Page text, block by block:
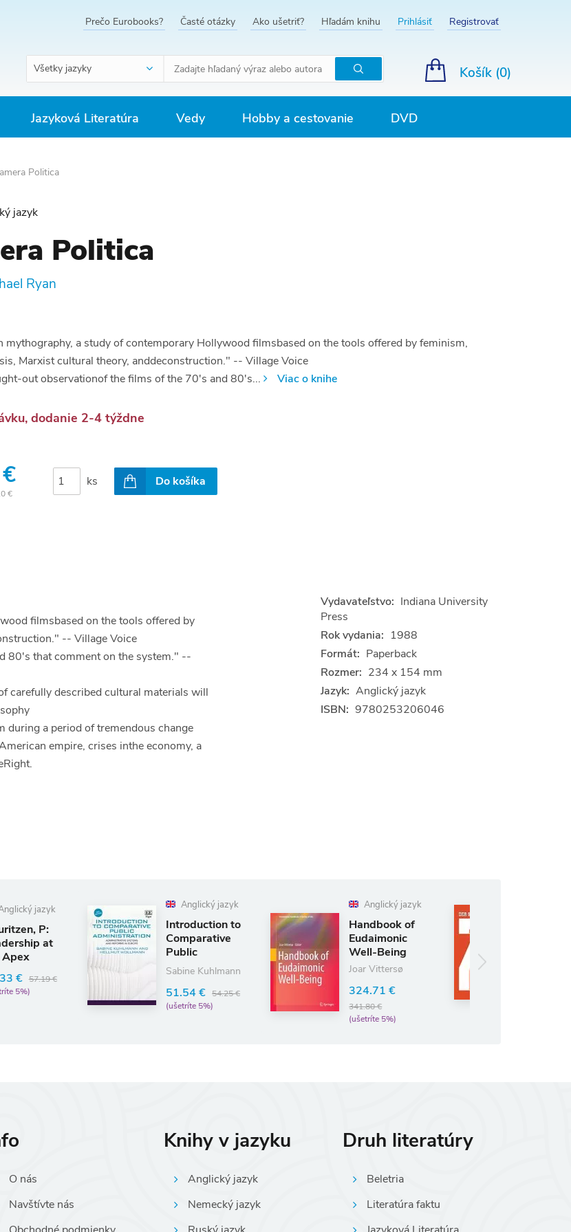
Prečo Eurobooks? Časté otázky Ako ušetriť? Hľadám knihu Prihlásiť Registrovať
Všetky jazyky
Hľadať
Košík (0)
Jazyková Literatúra Vedy Hobby a cestovanie DVD
Politica
jazyk
Politica
Ryan
mythography, a study of contemporary Hollywood filmsbased on the tools offered by feminism,
Marxist cultural theory, anddeconstruction." -- Village Voice
out observationof the films of the 70's and 80's...
Viac o knihe
dodanie 2-4 týždne
€
ks Do košíka
filmsbased on the tools offered by
-- Village Voice
80's that comment on the system." --
carefully described cultural materials will
during a period of tremendous change
empire, crises inthe economy, a
Vydavateľstvo: Indiana University
Press
Rok vydania: 1988
Formát: Paperback
Rozmer: 234 x 154 mm
Jazyk: Anglický jazyk
ISBN: 9780253206046
Anglický jazyk
Introduction to
Comparative
Administrat
Sabine Kuhlmann
54.25 €
(ušetríte 5%)
Handbook of
Eudaimonic
Well-Being
Joar Vittersø
324.71 €
Nemecký
70 - DER
1947-2017
36.58 € 38.50 €
(ušetríte 5%)
O nás
Navštívte nás
Knihy v jazyku
Anglický jazyk
Nemecký jazyk
Druh literatúry
Beletria
Literatúra faktu